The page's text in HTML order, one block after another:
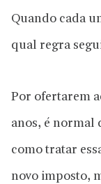
Quando cada
qual regra
Por ofertarem
anos, é normal
como tratar
novo imposto,